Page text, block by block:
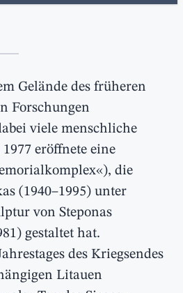
Gelände des früheren
Forschungen
viele menschliche
eröffnete eine
die
(1940–1995) unter
von Steponas
gestaltet hat.
des Kriegsendes
Litauen